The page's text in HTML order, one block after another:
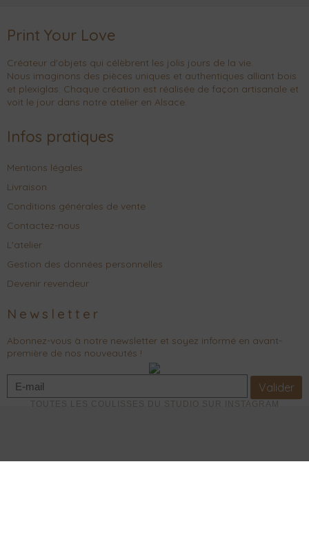
Print Your Love
Créateur d'objets qui célèbrent les jolis jours de la vie.
Nous imaginons des pièces uniques et authentiques alliant bois
et plexiglas. Chaque création est réalisée de façon artisanale et
voit le jour dans notre atelier en Alsace.
Infos pratiques
Mentions légales
Livraison
Conditions générales de vente
Contactez-nous
L'atelier
Gestion des données personnelles
Devenir revendeur
Newsletter
Abonnez-vous à notre newsletter et soyez informé en avant-
première de nos nouveautés !
Valider
TOUTES LES COULISSES DU STUDIO SUR INSTAGRAM